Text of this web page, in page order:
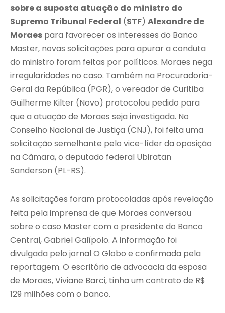
sobre a suposta atuação do ministro do
Supremo Tribunal Federal (STF) Alexandre de
Moraes para favorecer os interesses do Banco
Master, novas solicitações para apurar a conduta
do ministro foram feitas por políticos. Moraes nega
irregularidades no caso. Também na Procuradoria-
Geral da República (PGR), o vereador de Curitiba
Guilherme Kilter (Novo) protocolou pedido para
que a atuação de Moraes seja investigada. No
Conselho Nacional de Justiça (CNJ), foi feita uma
solicitação semelhante pelo vice-líder da oposição
na Câmara, o deputado federal Ubiratan
Sanderson (PL-RS).
As solicitações foram protocoladas após revelação
feita pela imprensa de que Moraes conversou
sobre o caso Master com o presidente do Banco
Central, Gabriel Galípolo. A informação foi
divulgada pelo jornal O Globo e confirmada pela
reportagem. O escritório de advocacia da esposa
de Moraes, Viviane Barci, tinha um contrato de R$
129 milhões com o banco.